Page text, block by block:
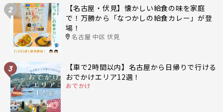
2
【名古屋・伏見】懐かしい給食の味を家庭
で！万勝から「なつかしの給食カレー」が登
場！
名古屋 中区 伏見
3
【車で2時間以内】名古屋から日帰りで行ける
おでかけエリア12選！
おでかけ